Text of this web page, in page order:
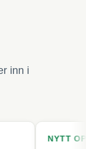
inn i
NYTT OPPDRAG